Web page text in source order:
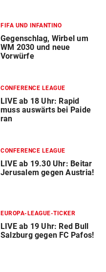
FIFA UND INFANTINO
Gegenschlag, Wirbel um
WM 2030 und neue
Vorwürfe
CONFERENCE LEAGUE
LIVE ab 18 Uhr: Rapid
muss auswärts bei Paide
ran
CONFERENCE LEAGUE
LIVE ab 19.30 Uhr: Beitar
Jerusalem gegen Austria!
EUROPA-LEAGUE-TICKER
LIVE ab 19 Uhr: Red Bull
Salzburg gegen FC Pafos!